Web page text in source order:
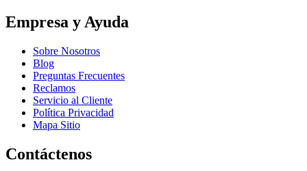
Empresa y Ayuda
Sobre Nosotros
Blog
Preguntas Frecuentes
Reclamos
Servicio al Cliente
Política Privacidad
Mapa Sitio
Contáctenos